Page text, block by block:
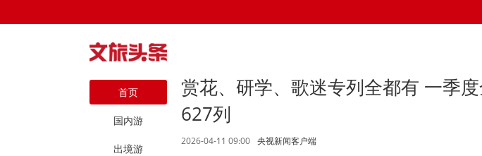
首页
国内游
出境游
赏花、研学、歌迷专列全都有 一季
627列
2026-04-11 09:00 央视新闻客户端